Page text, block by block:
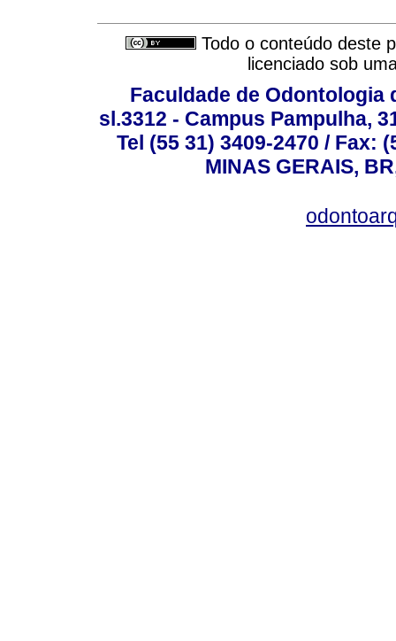
Todo o conteúdo deste
licenciado sob
Faculdade de Odontologia
sl.3312 - Campus Pampulha,
Tel (55 31) 3409-2470 / Fax:
MINAS GERAIS,